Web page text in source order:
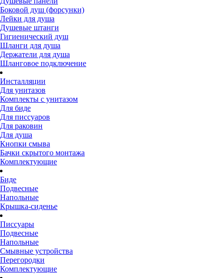
Боковой душ (форсунки)
Лейки для душа
Душевые штанги
Гигиенический душ
Шланги для душа
Держатели для душа
Шланговое подключение
Инсталляции
Для унитазов
Комплекты с унитазом
Для биде
Для писсуаров
Для раковин
Для душа
Кнопки смыва
Бачки скрытого монтажа
Комплектующие
Биде
Подвесные
Напольные
Крышка-сиденье
Писсуары
Подвесные
Напольные
Смывные устройства
Перегородки
Комплектующие